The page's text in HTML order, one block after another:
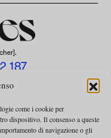
come i cookie per
dispositivo. Il consenso a queste
di navigazione o gli
187